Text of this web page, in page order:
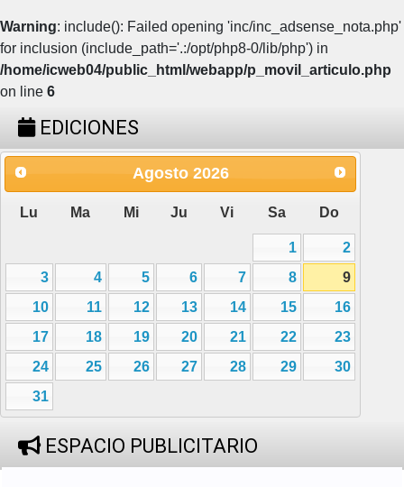
Warning: include(): Failed opening 'inc/inc_adsense_nota.php'
for inclusion (include_path='.:/opt/php8-0/lib/php') in
/home/icweb04/public_html/webapp/p_movil_articulo.php
on line 6
EDICIONES
Agosto 2026
Lu Ma Mi Ju Vi Sa Do
1
2
3
4 5 6 7 8
9
10
11 12 13 14 15
16
17
18 19 20 21 22
23
24
25 26 27 28 29
30
31
ESPACIO PUBLICITARIO